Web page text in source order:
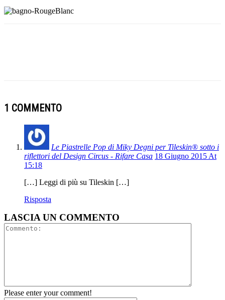
1 COMMENTO
Le Piastrelle Pop di Miky Degni per Tileskin® sotto i
riflettori del Design Circus - Rifare Casa 18 Giugno 2015 At
15:18
[…] Leggi di più su Tileskin […]
Risposta
LASCIA UN COMMENTO
Please enter your comment!